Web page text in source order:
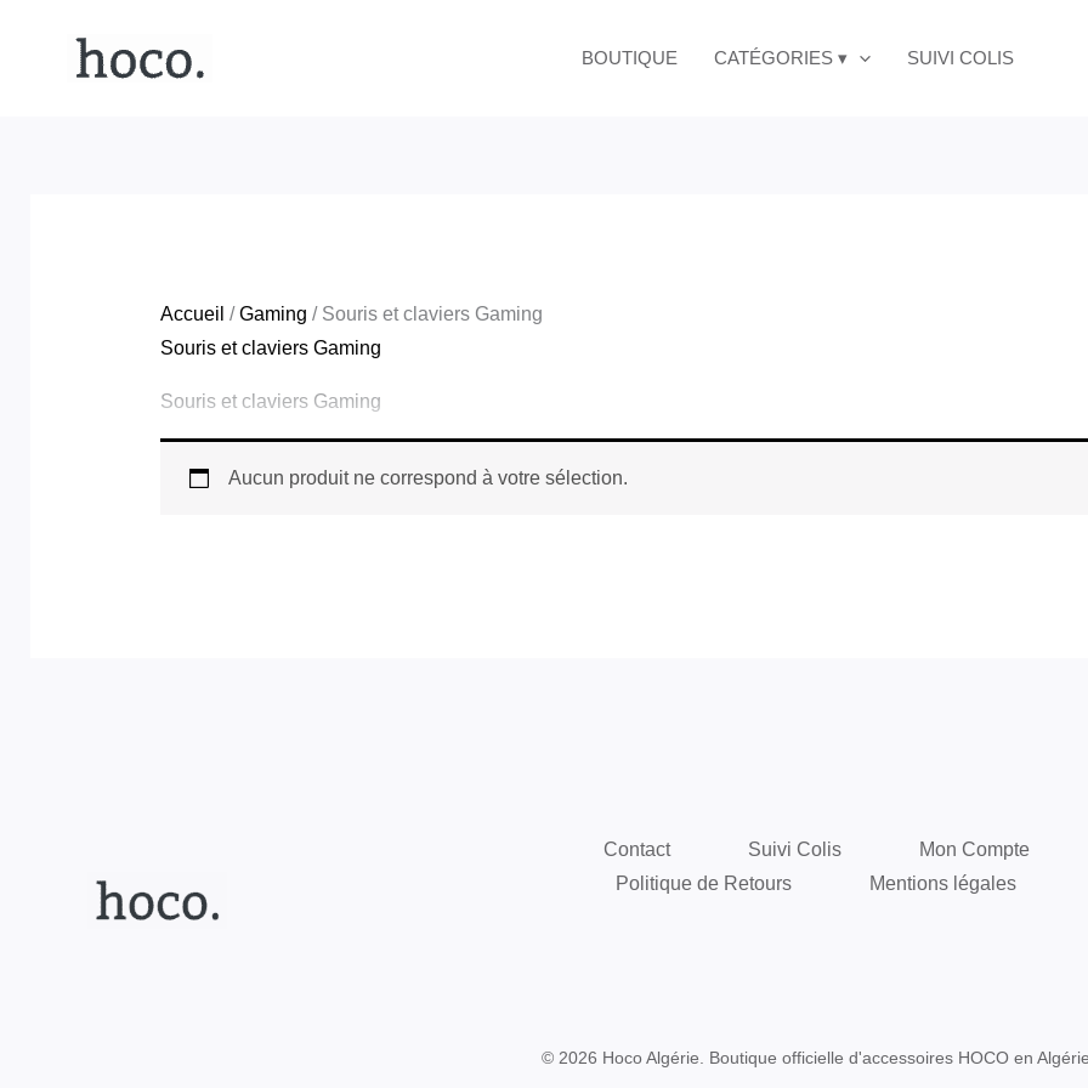
BOUTIQUE CATÉGORIES ▾ SUIVI COLIS
Accueil /Gaming / Souris et claviers Gaming
Souris et claviers Gaming
Souris et claviers Gaming
Aucun produit ne correspond à votre sélection.
Contact Suivi Colis
Mon Compte
Politique de Retours
Mentions légales
© 2026 Hoco Algérie. Boutique officielle d'accessoires HOCO en